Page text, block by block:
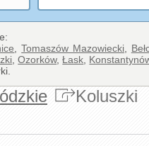
,Tomaszów Mazowiecki,
,Ozorków,Łask
Koluszki